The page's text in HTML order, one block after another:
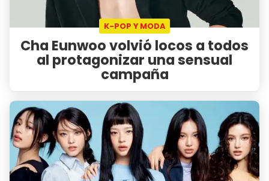
K-POP Y MODA
Cha Eunwoo volvió locos a todos
al protagonizar una sensual
campaña